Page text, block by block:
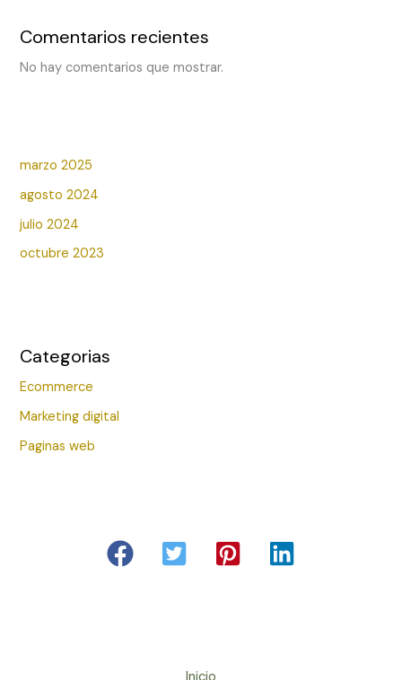
Comentarios recientes
No hay comentarios que mostrar.
marzo 2025
agosto 2024
julio 2024
octubre 2023
Categorias
Ecommerce
Marketing digital
Paginas web
Inicio